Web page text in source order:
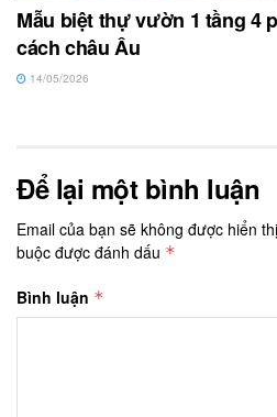
Mẫu biệt thự vườn 1 tầng 4
cách châu Âu
14/05/2026
Để lại một bình luận
Email của bạn sẽ không được hiển
buộc được đánh dấu *
Bình luận *